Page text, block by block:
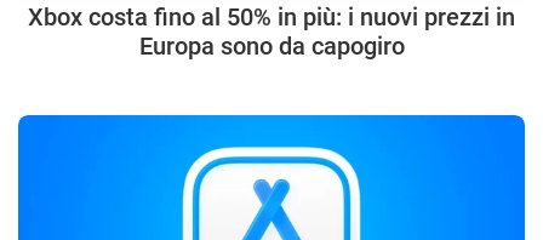
Xbox costa fino al 50% in più: i nuovi prezzi in
Europa sono da capogiro